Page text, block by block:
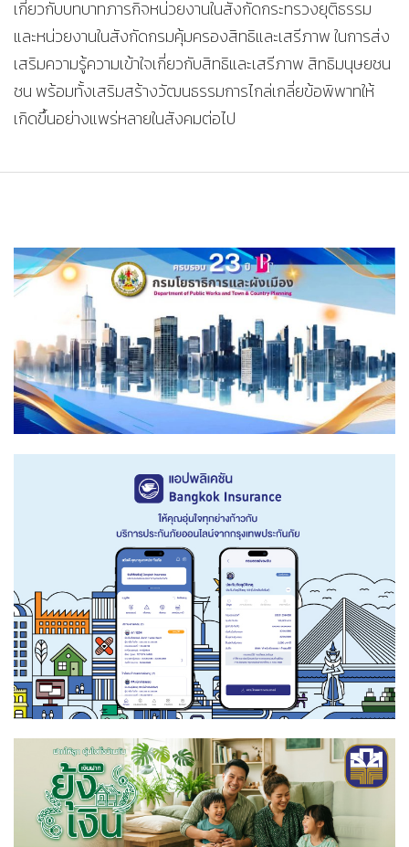
เกี่ยวกับบทบาทภารกิจหน่วยงานในสังกัดกระทรวงยุติธรรม
และหน่วยงานในสังกัดกรมคุ้มครองสิทธิและเสรีภาพ ในการส่ง
เสริมความรู้ความเข้าใจเกี่ยวกับสิทธิและเสรีภาพ สิทธิมนุษยชน
ชน พร้อมทั้งเสริมสร้างวัฒนธรรมการไกล่เกลี่ยข้อพิพาทให้
เกิดขึ้นอย่างแพร่หลายในสังคมต่อไป